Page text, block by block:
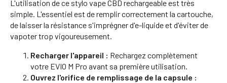
L'utilisation de ce stylo vape CBD rechargeable est très
simple. L'essentiel est de remplir correctement la cartouche,
de laisser la résistance s'imprégner d'e-liquide et d'éviter de
vapoter trop vigoureusement.
Recharger l'appareil : Rechargez complètement
votre EVIO M Pro avant sa première utilisation.
Ouvrez l'orifice de remplissage de la capsule :